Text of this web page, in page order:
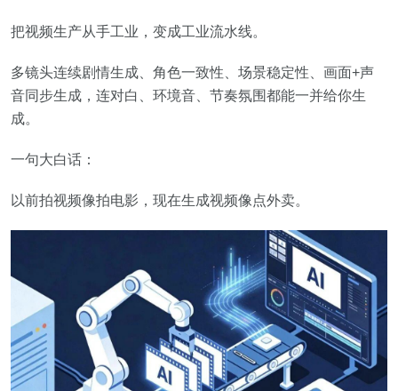
把视频生产从手工业，变成工业流水线。
多镜头连续剧情生成、角色一致性、场景稳定性、画面+声
音同步生成，连对白、环境音、节奏氛围都能一并给你生
成。
一句大白话：
以前拍视频像拍电影，现在生成视频像点外卖。